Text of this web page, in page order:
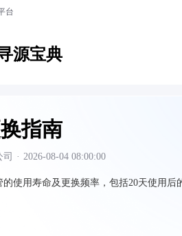
台
源宝典
指南
· 2026-08-04 08:00:00
使用寿命及更换频率，包括20天使用